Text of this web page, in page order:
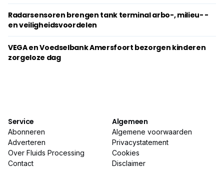
Radarsensoren brengen tank terminal arbo-, milieu- ­
en ­veiligheidsvoordelen
VEGA en Voedselbank Amersfoort bezorgen kinderen
zorgeloze dag
Service
Abonneren
Adverteren
Over Fluids Processing
Contact
Algemeen
Algemene voorwaarden
Privacystatement
Cookies
Disclaimer